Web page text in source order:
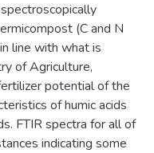
(C and N
line with what is
of Agriculture,
potential of the
of humic acids
FTIR spectra for all of
indicating some